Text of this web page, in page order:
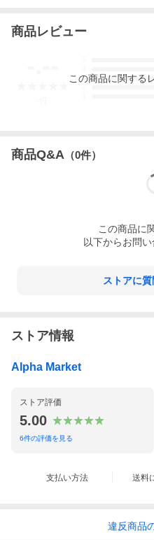
商品レビュー
3
この商品に関する
商品Q&A （0件）
この商品に
以下からお問い
ストアに
ストア情報
Alpha Market
ストア評価
5.00
6件の評価を見る
支払い方法 送料
違反商品